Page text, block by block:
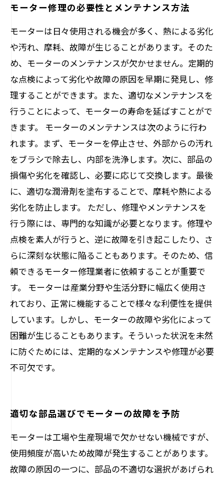
モーター修理の必要性とメンテナンス方法
モーターは日々使用される機会が多く、熱による劣化
や汚れ、摩耗、故障が生じることがあります。そのた
め、モーターのメンテナンスが欠かせません。定期的
な点検によって劣化や故障の原因を早期に発見し、修
理することができます。また、適切なメンテナンスを
行うことによって、モーターの寿命を延ばすことがで
きます。 モーターのメンテナンスは次のように行わ
れます。まず、モーターを停止させ、外部からの汚れ
をブラシで除去し、内部を洗浄します。次に、部品の
損傷や劣化を確認し、必要に応じて交換します。最後
に、適切な潤滑剤を塗布することで、摩耗や熱による
劣化を防止します。 ただし、修理やメンテナンスを
行う際には、専門的な知識が必要となります。修理や
点検を素人が行うと、逆に故障を引き起こしたり、さ
らに深刻な状態に陥ることもあります。そのため、信
頼できるモーター修理業者に依頼することが重要で
す。 モーターは産業分野や生活分野に幅広く使用さ
れており、正常に機能することで様々な利便性を提供
しています。しかし、モーターの故障や劣化によって
困難が生じることもあります。そういった状況を未然
に防ぐためには、定期的なメンテナンスや修理が必要
不可欠です。
適切な部品選びでモーターの故障を予防
モーターは工場や生産現場で欠かせない機械ですが、
使用頻度が高いため故障が発生することがあります。
故障の原因の一つに、部品の不適切な選択があげられ